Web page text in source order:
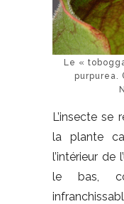
Le «
purpurea.
L’insecte se
la plante
l’intérieur de
le bas,